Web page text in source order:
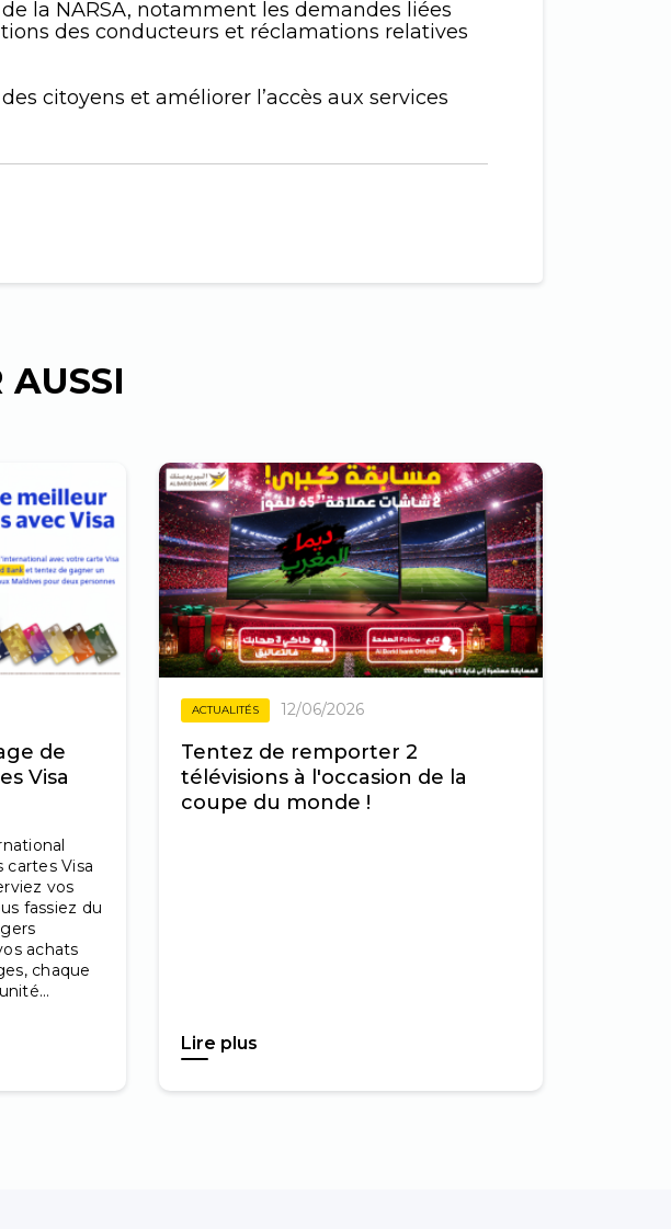
la NARSA, notamment les demandes liées
des conducteurs et réclamations relatives
citoyens et améliorer l’accès aux services
AUSSI
de
Visa
Visa
vos
fassiez du
achats
chaque
ACTUALITÉS 12/06/2026
Tentez de remporter 2
télévisions à l'occasion de la
coupe du monde !
Lire plus